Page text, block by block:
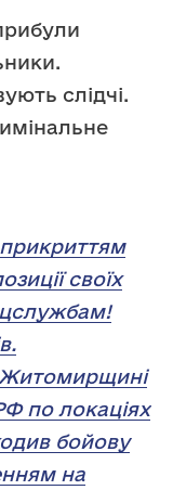
слідчі.
своїх
по локаціях
бойову
на